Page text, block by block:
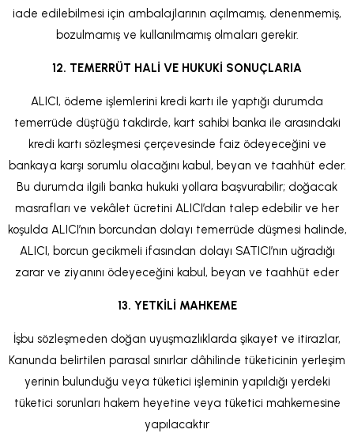
iade edilebilmesi için ambalajlarının açılmamış, denenmemiş,
bozulmamış ve kullanılmamış olmaları gerekir.
12. TEMERRÜT HALİ VE HUKUKİ SONUÇLARIA
ALICI, ödeme işlemlerini kredi kartı ile yaptığı durumda
temerrüde düştüğü takdirde, kart sahibi banka ile arasındaki
kredi kartı sözleşmesi çerçevesinde faiz ödeyeceğini ve
bankaya karşı sorumlu olacağını kabul, beyan ve taahhüt eder.
Bu durumda ilgili banka hukuki yollara başvurabilir; doğacak
masrafları ve vekâlet ücretini ALICI’dan talep edebilir ve her
koşulda ALICI’nın borcundan dolayı temerrüde düşmesi halinde,
ALICI, borcun gecikmeli ifasından dolayı SATICI’nın uğradığı
zarar ve ziyanını ödeyeceğini kabul, beyan ve taahhüt eder
13. YETKİLİ MAHKEME
İşbu sözleşmeden doğan uyuşmazlıklarda şikayet ve itirazlar,
Kanunda belirtilen parasal sınırlar dâhilinde tüketicinin yerleşim
yerinin bulunduğu veya tüketici işleminin yapıldığı yerdeki
tüketici sorunları hakem heyetine veya tüketici mahkemesine
yapılacaktır